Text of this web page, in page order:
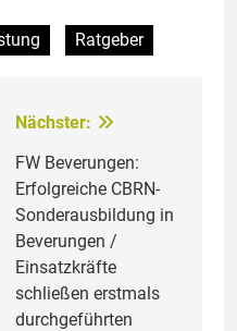
Ratgeber
Nächster:
FW Beverungen:
Erfolgreiche CBRN-
Sonderausbildung in
Beverungen /
Einsatzkräfte
schließen erstmals
durchgeführten